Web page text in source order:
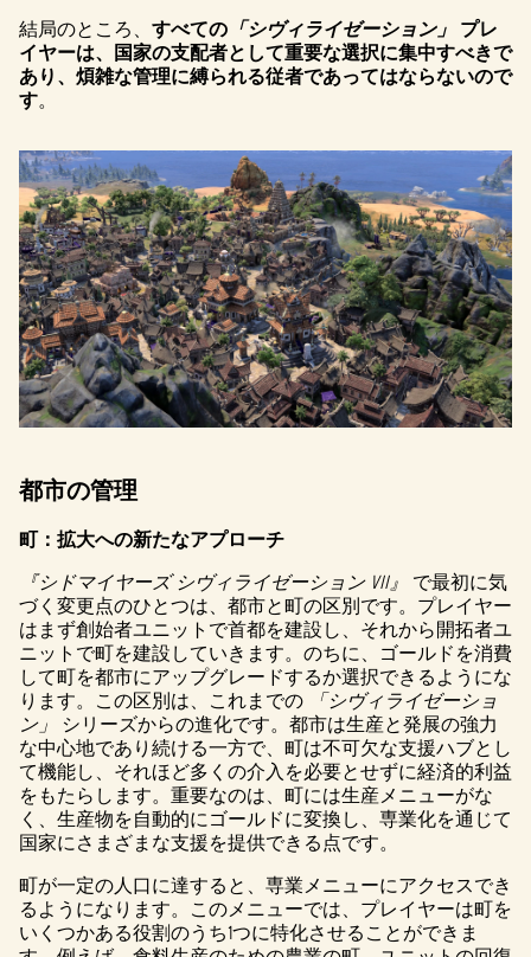
結局のところ、 すべての 「シヴィライゼーション」 プレ
イヤーは、国家の支配者として重要な選択に集中すべきで
あり、煩雑な管理に縛られる従者であってはならないので
す。
都市の管理
町：拡大への新たなアプローチ
『シドマイヤーズ シヴィライゼーション VII』
で最初に気
づく変更点のひとつは、都市と町の区別です。プレイヤー
はまず創始者ユニットで首都を建設し、それから開拓者ユ
ニットで町を建設していきます。のちに、ゴールドを消費
して町を都市にアップグレードするか選択できるようにな
ります。この区別は、これまでの
「シヴィライゼーショ
ン」
シリーズからの進化です。都市は生産と発展の強力
な中心地であり続ける一方で、町は不可欠な支援ハブとし
て機能し、それほど多くの介入を必要とせずに経済的利益
をもたらします。重要なのは、町には生産メニューがな
く、生産物を自動的にゴールドに変換し、専業化を通じて
国家にさまざまな支援を提供できる点です。
町が一定の人口に達すると、専業メニューにアクセスでき
るようになります。このメニューでは、プレイヤーは町を
いくつかある役割のうち1つに特化させることができま